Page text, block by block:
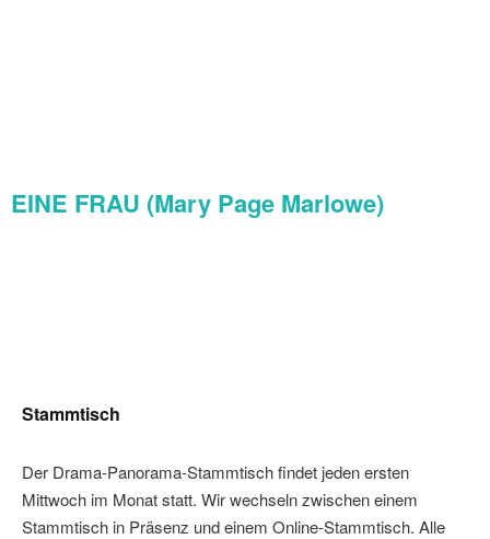
EINE FRAU (Mary Page Marlowe)
Stammtisch
Der Drama-Panorama-Stammtisch findet jeden ersten
Mittwoch im Monat statt. Wir wechseln zwischen einem
Stammtisch in Präsenz und einem Online-Stammtisch. Alle